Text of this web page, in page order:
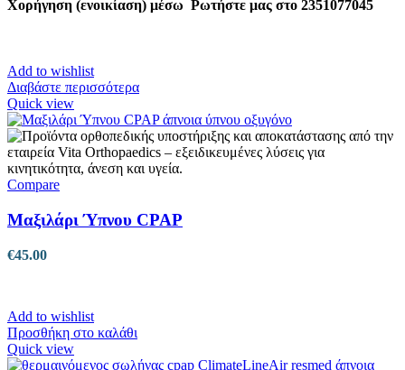
Χορήγηση (ενοικίαση) μέσω Ρωτήστε μας στο 2351077045
Add to wishlist
Διαβάστε περισσότερα
Quick view
Compare
Μαξιλάρι Ύπνου CPAP
€45.00
Add to wishlist
Προσθήκη στο καλάθι
Quick view